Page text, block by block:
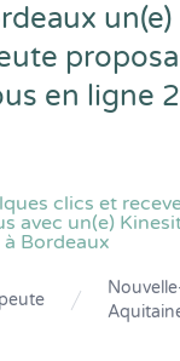
un(e)
en ligne
clics et
avec un(e)
Bordeaux